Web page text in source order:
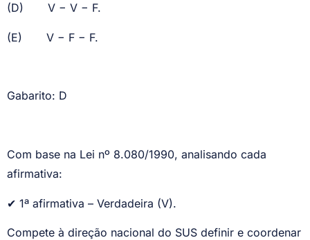
(D) V − V − F.
(E) V − F − F.
Gabarito: D
Com base na Lei nº 8.080/1990, analisando cada
afirmativa:
✔ 1ª afirmativa – Verdadeira (V).
Compete à direção nacional do SUS definir e coordenar